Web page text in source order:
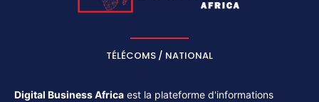
TÉLÉCOMS / NATIONAL
Digital Business Africa est la plateforme d'informations